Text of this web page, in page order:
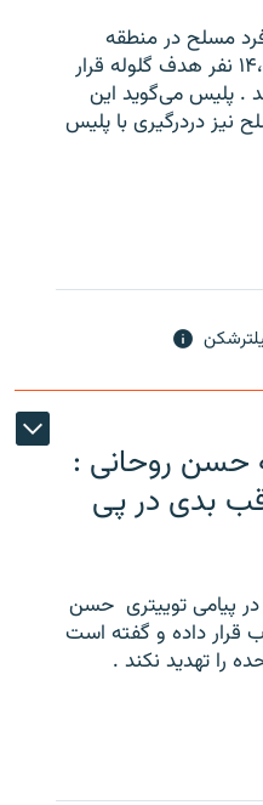
مسلح در منطقه
مرکزی تورنتو ،‌بزرگترین شهر کانادا،۱۴ نفر هدف گلوله قرار
. پلیس می‌گوید این
نیز دردرگیری با پلیس
حسن روحانی :
بدی در پی
در پیامی توییتری ‌ حسن
قرار داده و گفته است
را تهدید نکند .